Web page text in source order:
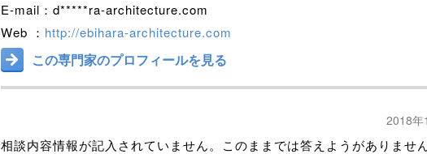
E-mail：d*****ra-architecture.com
Web ： http://ebihara-architecture.com
この専門家のプロフィールを見る
2018年
相談内容情報が記入されていません。このままでは答えようがありませ